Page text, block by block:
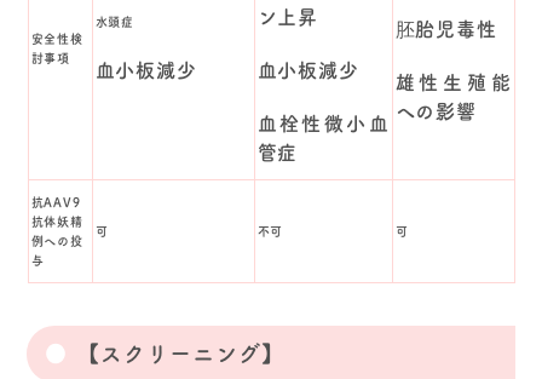
安全性検
討事項
水頭症
血小板減少
ン上昇
血小板減少
血栓性微小血
管症
胚胎児毒性
雄性生殖能
への影響
抗AAV9
抗体妖精
例への投
与
可 不可 可
【スクリーニング】